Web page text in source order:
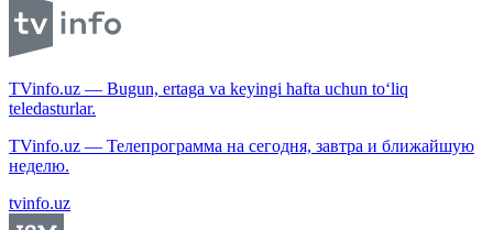
TVinfo.uz — Bugun, ertaga va keyingi hafta uchun to‘liq
teledasturlar.
TVinfo.uz — Телепрограмма на сегодня, завтра и ближайшую
неделю.
tvinfo.uz